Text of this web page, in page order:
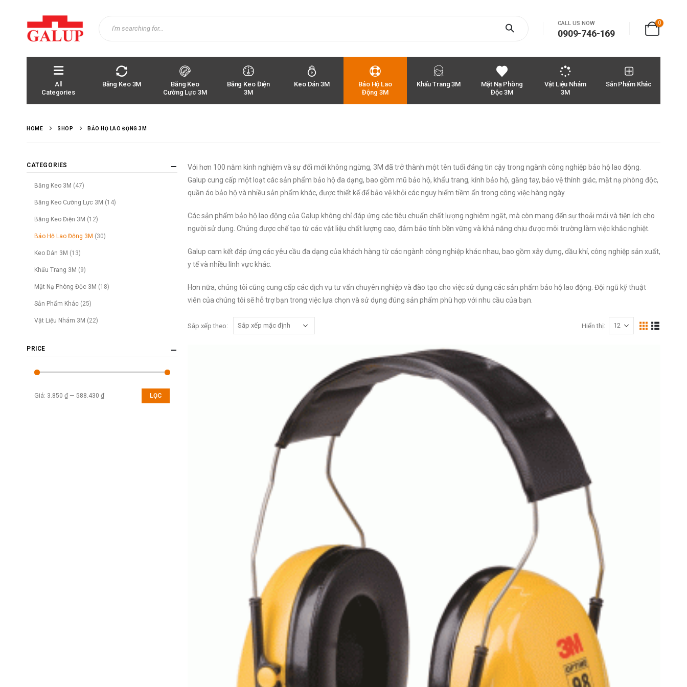
CALL US NOW
0909-746-169
0
All
Categories
Băng Keo 3M
Băng Keo
Cường Lực 3M
Băng Keo Điện
3M
Keo Dán 3M
Bảo Hộ Lao
Động 3M
Khẩu Trang 3M
Mặt Nạ Phòng
Độc 3M
Vật Liệu Nhám
3M
Sản Phẩm Khác
HOME SHOP BẢO HỘ LAO ĐỘNG 3M
Với hơn 100 năm kinh nghiệm và sự đổi mới không ngừng, 3M đã trở thành một tên tuổi đáng tin cậy trong ngành công nghiệp bảo hộ lao động.
Galup cung cấp một loạt các sản phẩm bảo hộ đa dạng, bao gồm mũ bảo hộ, khẩu trang, kính bảo hộ, găng tay, bảo vệ thính giác, mặt nạ phòng độc,
quần áo bảo hộ và nhiều sản phẩm khác, được thiết kế để bảo vệ khỏi các nguy hiểm tiềm ẩn trong công việc hàng ngày.
Các sản phẩm bảo hộ lao động của Galup không chỉ đáp ứng các tiêu chuẩn chất lượng nghiêm ngặt, mà còn mang đến sự thoải mái và tiện ích cho
người sử dụng. Chúng được chế tạo từ các vật liệu chất lượng cao, đảm bảo tính bền vững và khả năng chịu được môi trường làm việc khắc nghiệt.
Galup cam kết đáp ứng các yêu cầu đa dạng của khách hàng từ các ngành công nghiệp khác nhau, bao gồm xây dựng, dầu khí, công nghiệp sản xuất,
y tế và nhiều lĩnh vực khác.
Hơn nữa, chúng tôi cũng cung cấp các dịch vụ tư vấn chuyên nghiệp và đào tạo cho việc sử dụng các sản phẩm bảo hộ lao động. Đội ngũ kỹ thuật
viên của chúng tôi sẽ hỗ trợ bạn trong việc lựa chọn và sử dụng đúng sản phẩm phù hợp với nhu cầu của bạn.
Sắp xếp theo: Hiển thị:
CATEGORIES
Băng Keo 3M (47)
Băng Keo Cường Lực 3M (14)
Băng Keo Điện 3M (12)
Bảo Hộ Lao Động 3M (30)
Keo Dán 3M (13)
Khẩu Trang 3M (9)
Mặt Nạ Phòng Độc 3M (18)
Sản Phẩm Khác (25)
Vật Liệu Nhám 3M (22)
PRICE
LỌC
Giá: 3.850 ₫ — 588.430 ₫